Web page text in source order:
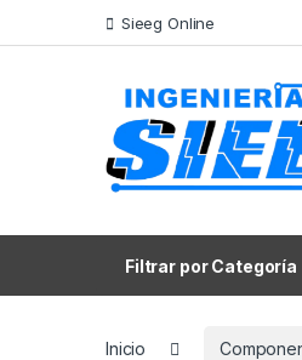
Sieeg Online
Filtrar por Categoría
Inicio